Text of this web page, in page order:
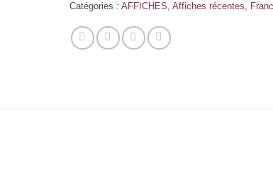
Catégories : AFFICHES, Affiches récentes,